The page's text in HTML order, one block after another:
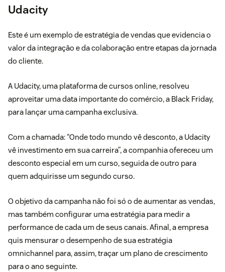
Udacity
Este é um exemplo de estratégia de vendas que evidencia o
valor da integração e da colaboração entre etapas da jornada
do cliente.
A Udacity, uma plataforma de cursos online, resolveu
aproveitar uma data importante do comércio, a Black Friday,
para lançar uma campanha exclusiva.
Com a chamada: “Onde todo mundo vê desconto, a Udacity
vê investimento em sua carreira”, a companhia ofereceu um
desconto especial em um curso, seguida de outro para
quem adquirisse um segundo curso.
O objetivo da campanha não foi só o de aumentar as vendas,
mas também configurar uma estratégia para medir a
performance de cada um de seus canais. Afinal, a empresa
quis mensurar o desempenho de sua estratégia
omnichannel para, assim, traçar um plano de crescimento
para o ano seguinte.